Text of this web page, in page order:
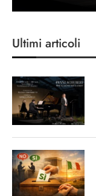
Ultimi articoli